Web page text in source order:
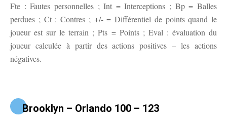
Fte : Fautes personnelles ; Int = Interceptions ; Bp = Balles
perdues ; Ct : Contres ; +/- = Différentiel de points quand le
joueur est sur le terrain ; Pts = Points ; Eval : évaluation du
joueur calculée à partir des actions positives – les actions
négatives.
Brooklyn – Orlando 100 – 123